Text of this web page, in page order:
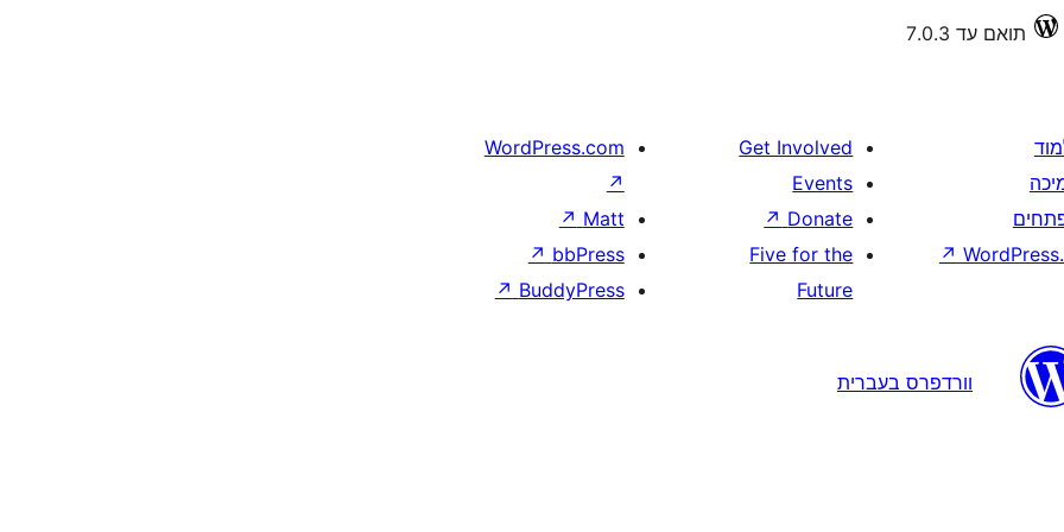
תואם עד 7.0.3
↗
Get Involved
Events
Donate
↗
Five for the
Future
WordPress.com
↗
Matt
↗
bbPress
↗
BuddyPress
↗
וורדפרס בעברית